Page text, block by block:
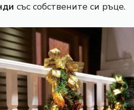
със собствените си ръце.